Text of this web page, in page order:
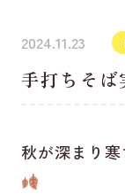
2024.11.23
手打ちそば
秋が深まり